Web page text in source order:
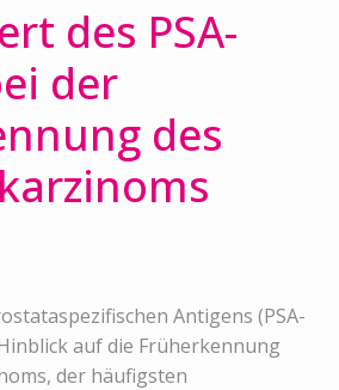
des PSA-
der
des
Antigens (PSA-
auf die Früherkennung
der häufigsten